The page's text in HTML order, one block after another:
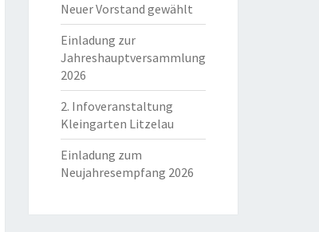
Neuer Vorstand gewählt
Einladung zur
Jahreshauptversammlung
2026
2. Infoveranstaltung
Kleingarten Litzelau
Einladung zum
Neujahresempfang 2026